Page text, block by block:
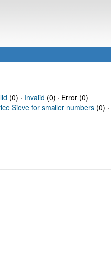
(0) · Invalid (0) · Error (0)
Sieve for smaller numbers (0) ·